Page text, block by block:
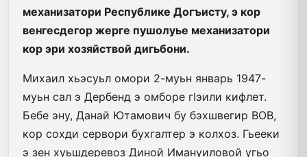
механизатори Республике Догъисту, э кор
венгесдегор жерге пушолуье механизатори
кор эри хозяйствой дигьбони.
Михаил хьэсуьл омори 2-муьн январь 1947-
муьн сал э Дербенд э омборе гIэили кифлет.
Бебе эну, Данай Ютамович бу бэхшвегир ВОВ,
кор сохди сервори бухгалтер э колхоз. Гьееки
э зен хуьшдеревоз Диной Имануиловой угьо